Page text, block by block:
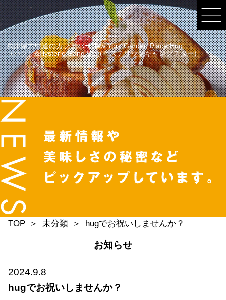
兵庫県六甲道のカフェバーNew York Garden Place Hug
（ハグ）&Hysteric Gang Star(ヒステリックギャングスター)
TOP 未分類 hugでお祝いしませんか？
お知らせ
2024.9.8
hugでお祝いしませんか？